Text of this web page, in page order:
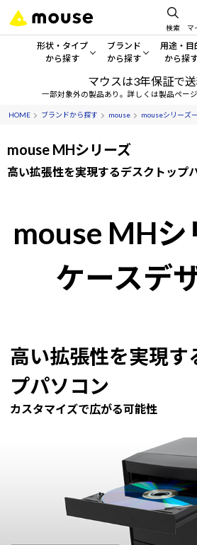
検索 マ
形状・タイプ
から探す
形状・タイプから探す をすべてみる
デスクトップPC
ノートPC
ディスプレイ
ブランド
から探す
mouse
G TUNE
NEXTGEAR
MousePro
Windows 11| Copilot+ PC
用途・目
から探
一般向
ゲーミ
学習向
AIおす
マウスは3年保証で
一部対象外の製品あり。詳しくは製品ペー
HOME ブランドから探す mouse mouseシリーズ
mouse MHシリーズ
高い拡張性を実現するデスクトップ
mouse MHシ
ケースデ
高い拡張性を実現す
プパソコン
カスタマイズで広がる可能性